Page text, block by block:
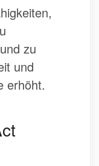
zu
und
erhöht.